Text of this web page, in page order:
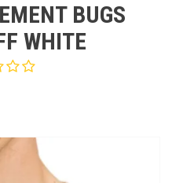
BUGS
WHITE